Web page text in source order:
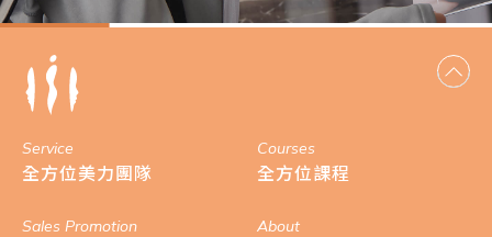
Service
全方位美力團隊
Courses
全方位課程
Sales Promotion About